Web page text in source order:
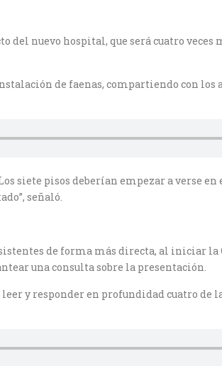
del nuevo hospital, que será cuatro veces
de faenas, compartiendo con los
siete pisos deberían empezar a verse en
señaló.
de forma más directa, al iniciar la
una consulta sobre la presentación.
y responder en profundidad cuatro de